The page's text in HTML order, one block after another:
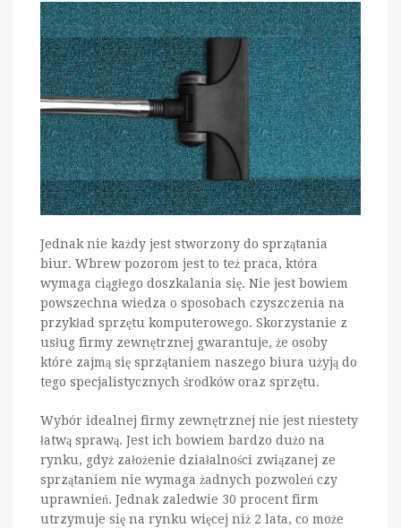
Jednak nie każdy jest stworzony do sprzątania
biur. Wbrew pozorom jest to też praca, która
wymaga ciągłego doszkalania się. Nie jest bowiem
powszechna wiedza o sposobach czyszczenia na
przykład sprzętu komputerowego. Skorzystanie z
usług firmy zewnętrznej gwarantuje, że osoby
które zajmą się sprzątaniem naszego biura użyją do
tego specjalistycznych środków oraz sprzętu.
Wybór idealnej firmy zewnętrznej nie jest niestety
łatwą sprawą. Jest ich bowiem bardzo dużo na
rynku, gdyż założenie działalności związanej ze
sprzątaniem nie wymaga żadnych pozwoleń czy
uprawnień. Jednak zaledwie 30 procent firm
utrzymuje się na rynku więcej niż 2 lata, co może